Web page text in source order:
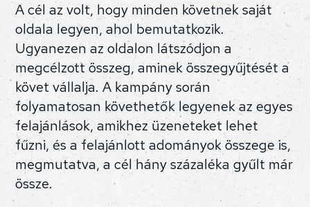
A cél az volt, hogy minden követnek saját
oldala legyen, ahol bemutatkozik.
Ugyanezen az oldalon látszódjon a
megcélzott összeg, aminek összegyűjtését a
követ vállalja. A kampány során
folyamatosan követhetők legyenek az egyes
felajánlások, amikhez üzeneteket lehet
fűzni, és a felajánlott adományok összege is,
megmutatva, a cél hány százaléka gyűlt már
össze.